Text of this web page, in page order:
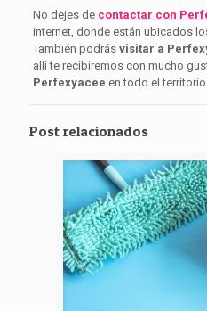
No dejes de contactar con
internet, donde están ubicados
También podrás visitar a
allí te recibiremos con mucho
Perfexyacee en todo el
Post relacionados